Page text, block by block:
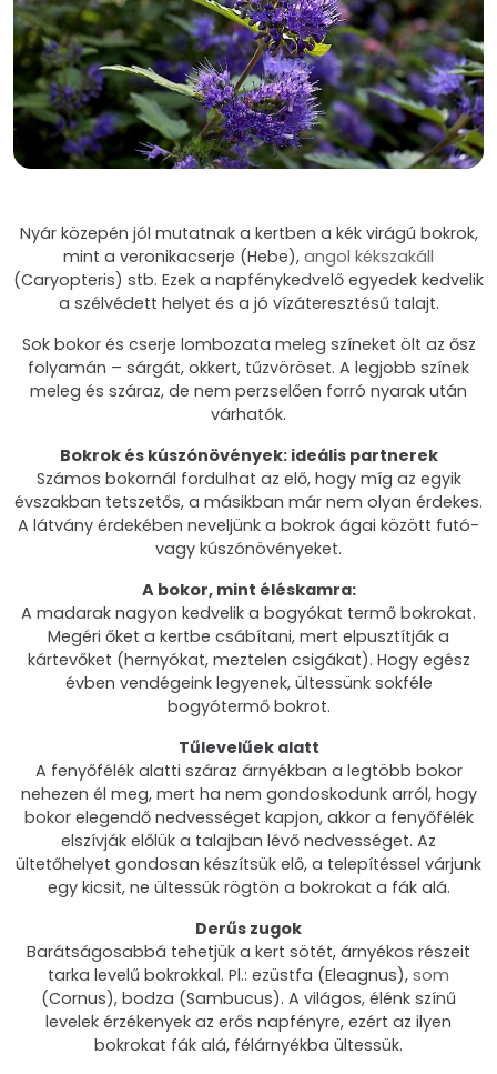
Nyár közepén jól mutatnak a kertben a kék virágú bokrok,
mint a veronikacserje (Hebe), angol kékszakáll
(Caryopteris) stb. Ezek a napfénykedvelő egyedek kedvelik
a szélvédett helyet és a jó vízáteresztésű talajt.
Sok bokor és cserje lombozata meleg színeket ölt az ősz
folyamán – sárgát, okkert, tűzvöröset. A legjobb színek
meleg és száraz, de nem perzselően forró nyarak után
várhatók.
Bokrok és kúszónövények: ideális partnerek
Számos bokornál fordulhat az elő, hogy míg az egyik
évszakban tetszetős, a másikban már nem olyan érdekes.
A látvány érdekében neveljünk a bokrok ágai között futó-
vagy kúszónövényeket.
A bokor, mint éléskamra:
A madarak nagyon kedvelik a bogyókat termő bokrokat.
Megéri őket a kertbe csábítani, mert elpusztítják a
kártevőket (hernyókat, meztelen csigákat). Hogy egész
évben vendégeink legyenek, ültessünk sokféle
bogyótermő bokrot.
Tűlevelűek alatt
A fenyőfélék alatti száraz árnyékban a legtöbb bokor
nehezen él meg, mert ha nem gondoskodunk arról, hogy
bokor elegendő nedvességet kapjon, akkor a fenyőfélék
elszívják előlük a talajban lévő nedvességet. Az
ültetőhelyet gondosan készítsük elő, a telepítéssel várjunk
egy kicsit, ne ültessük rögtön a bokrokat a fák alá.
Derűs zugok
Barátságosabbá tehetjük a kert sötét, árnyékos részeit
tarka levelű bokrokkal. Pl.: ezüstfa (Eleagnus), som
(Cornus), bodza (Sambucus). A világos, élénk színű
levelek érzékenyek az erős napfényre, ezért az ilyen
bokrokat fák alá, félárnyékba ültessük.